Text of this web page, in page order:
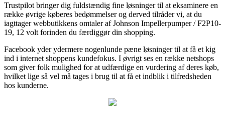
Trustpilot bringer dig fuldstændig fine løsninger til at eksaminere en
række øvrige køberes bedømmelser og derved tilråder vi, at du
iagttager webbutikkens omtaler af Johnson Impellerpumper / F2P10-
19, 12 volt forinden du færdiggør din shopping.
Facebook yder ydermere nogenlunde pæne løsninger til at få et kig
ind i internet shoppens kundefokus. I øvrigt ses en række netshops
som giver folk mulighed for at udfærdige en vurdering af deres køb,
hvilket lige så vel må tages i brug til at få et indblik i tilfredsheden
hos kunderne.